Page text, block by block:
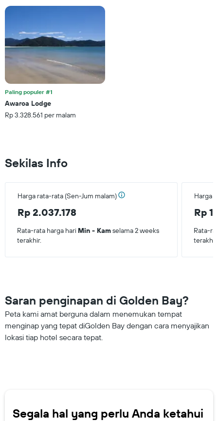
Paling populer #1
Awaroa Lodge
Rp 3.328.561 per malam
Sekilas Info
Harga rata-rata (Sen-Jum malam)
Rp 2.037.178
Harga
Rp
Rata-rata harga hari Min - Kamselama 2 weeks
terakhir.
Rata-
terakhir.
Saran penginapan di Golden Bay?
Peta kami amat berguna dalam menemukan tempat
menginap yang tepat diGolden Bay dengan cara menyajikan
lokasi tiap hotel secara tepat.
Segala hal yang perlu Anda ketahui